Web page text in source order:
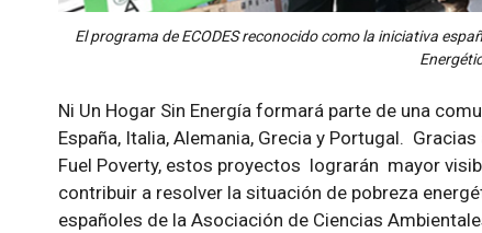
El programa de ECODES reconocido como la iniciativa
Ni Un Hogar Sin Energía formará parte de una
España, Italia, Alemania, Grecia y Portugal.
Fuel Poverty, estos proyectos lograrán mayor
contribuir a resolver la situación de pobreza
españoles de la Asociación de Ciencias